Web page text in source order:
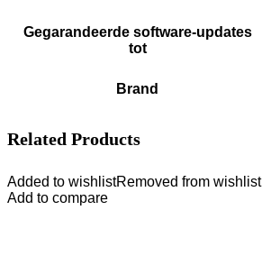
Gegarandeerde software-updates
tot
Brand
Related Products
Added to wishlistRemoved from wishlist
Add to compare